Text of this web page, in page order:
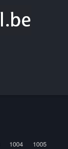
1004
1005